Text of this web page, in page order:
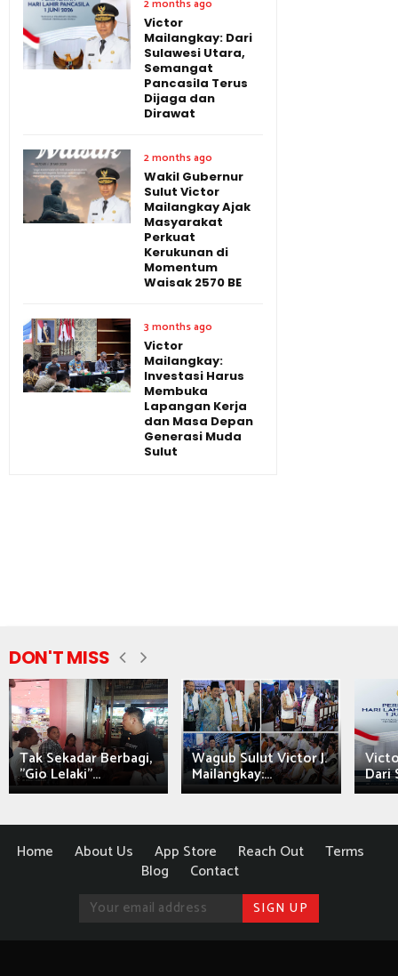
2 months ago
Victor
Mailangkay: Dari
Sulawesi Utara,
Semangat
Pancasila Terus
Dijaga dan
Dirawat
2 months ago
Wakil Gubernur
Sulut Victor
Mailangkay Ajak
Masyarakat
Perkuat
Kerukunan di
Momentum
Waisak 2570 BE
3 months ago
Victor
Mailangkay:
Investasi Harus
Membuka
Lapangan Kerja
dan Masa Depan
Generasi Muda
Sulut
DON'T MISS
Tak Sekadar Berbagi,
"Gio Lelaki"...
Wagub Sulut Victor J.
Mailangkay:... Dari
Home About Us App Store Reach Out
Terms
Blog
Contact